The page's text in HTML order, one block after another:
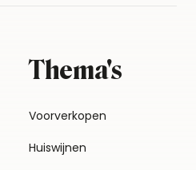
Thema's
Voorverkopen
Huiswijnen